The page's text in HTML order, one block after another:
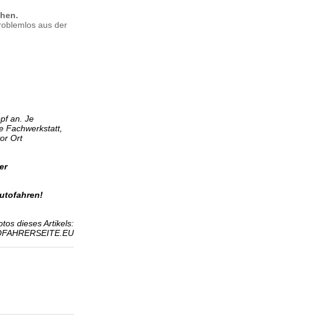
aus der
an. Je
Fachwerkstatt,
Ort
dieses Artikels: